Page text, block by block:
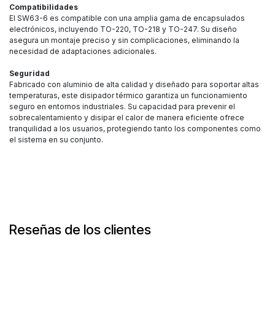
Compatibilidades
El SW63-6 es compatible con una amplia gama de encapsulados
electrónicos, incluyendo TO-220, TO-218 y TO-247. Su diseño
asegura un montaje preciso y sin complicaciones, eliminando la
necesidad de adaptaciones adicionales.
Seguridad
Fabricado con aluminio de alta calidad y diseñado para soportar altas
temperaturas, este disipador térmico garantiza un funcionamiento
seguro en entornos industriales. Su capacidad para prevenir el
sobrecalentamiento y disipar el calor de manera eficiente ofrece
tranquilidad a los usuarios, protegiendo tanto los componentes como
el sistema en su conjunto.
Reseñas de los clientes